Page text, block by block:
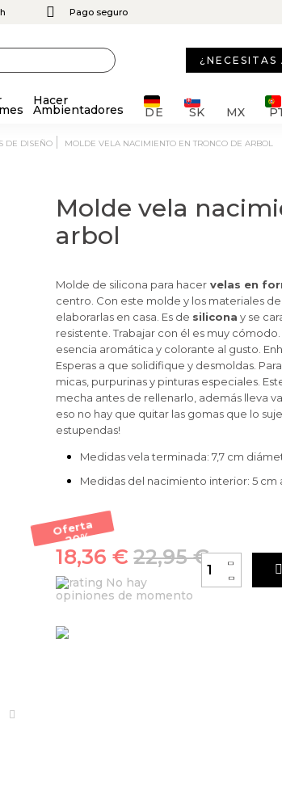
Pago seguro
¿NECESITAS
Hacer
Ambientadores DE SK MX
DE DISEÑO MOLDE VELA NACIMIENTO EN TRONCO DE ARBOL
Molde vela
arbol
Molde de silicona para hacer velas en
centro. Con este molde y los materiales
elaborarlas en casa. Es de silicona y se
resistente. Trabajar con él es muy
esencia aromática y colorante al gusto.
Esperas a que solidifique y desmoldas.
micas, purpurinas y pinturas especiales.
mecha antes de rellenarlo, además lleva
eso no hay que quitar las gomas que lo
estupendas!
Medidas vela terminada: 7,7 cm
Medidas del nacimiento interior: 5 cm
Oferta
-20
%
22,95 €
18,36 €
No hay
opiniones de momento
-
+